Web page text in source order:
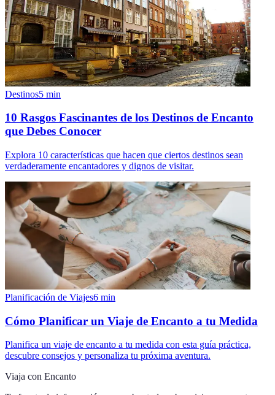
Destinos5 min
10 Rasgos Fascinantes de los Destinos de Encanto
que Debes Conocer
Explora 10 características que hacen que ciertos destinos sean
verdaderamente encantadores y dignos de visitar.
Planificación de Viajes6 min
Cómo Planificar un Viaje de Encanto a tu Medida
Planifica un viaje de encanto a tu medida con esta guía práctica,
descubre consejos y personaliza tu próxima aventura.
Viaja con Encanto